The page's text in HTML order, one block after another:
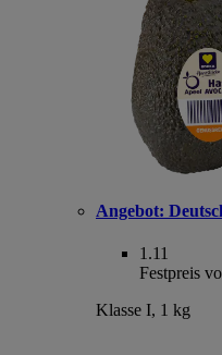
Angebot:
1.11
Festpreis
Klasse I, 1 kg